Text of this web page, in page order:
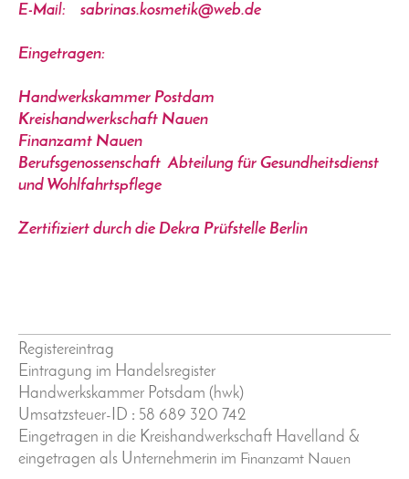
E-Mail:
sabrinas.kosmetik@web.de
Eingetragen:
Handwerkskammer Postdam
Kreishandwerkschaft Nauen
Finanzamt Nauen
Berufsgenossenschaft Abteilung für Gesundheitsdienst
und Wohlfahrtspflege
Zertifiziert durch die Dekra Prüfstelle Berlin
Registereintrag
Eintragung im Handelsregister
Handwerkskammer Potsdam (hwk)
Umsatzsteuer-ID : 58 689 320 742
Eingetragen in die Kreishandwerkschaft Havelland &
eingetragen als Unternehmerin im Finanzamt Nauen